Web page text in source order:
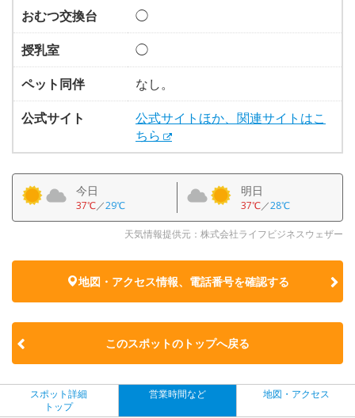
おむつ交換台
◯
授乳室
◯
ペット同伴
なし。
公式サイト
公式サイトほか、関連サイトはこ
ちら
今日
37℃／29℃
明日
37℃／28℃
天気情報提供元：株式会社ライフビジネスウェザー
地図・アクセス情報、電話番号を確認する
このスポットのトップへ戻る
スポット詳細
トップ
営業時間など 地図・アクセス